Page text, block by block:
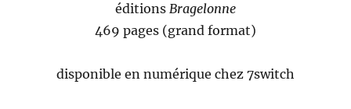
éditions Bragelonne
469 pages (grand format)
disponible en numérique chez 7switch